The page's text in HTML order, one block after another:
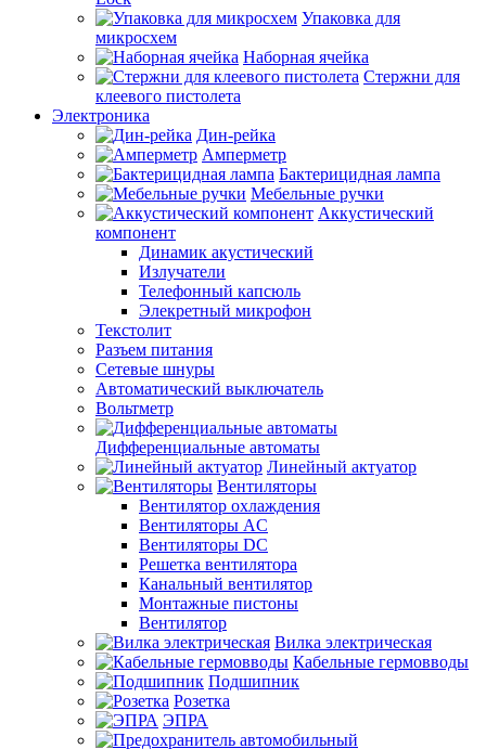
Упаковка для
микросхем
Наборная ячейка
Стержни для
клеевого пистолета
Электроника
Дин-рейка
Амперметр
Бактерицидная лампа
Мебельные ручки
Аккустический
компонент
Динамик акустический
Излучатели
Телефонный капсюль
Элекретный микрофон
Текстолит
Разъем питания
Сетевые шнуры
Автоматический выключатель
Вольтметр
Дифференциальные автоматы
Линейный актуатор
Вентиляторы
Вентилятор охлаждения
Вентиляторы AC
Вентиляторы DC
Решетка вентилятора
Канальный вентилятор
Монтажные пистоны
Вентилятор
Вилка электрическая
Кабельные гермовводы
Подшипник
Розетка
ЭПРА